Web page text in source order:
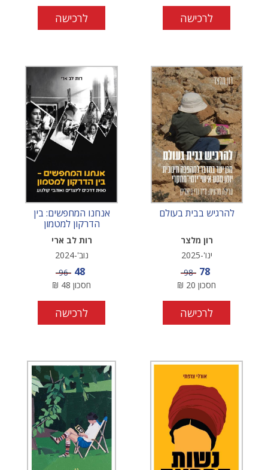
לרכישה לרכישה
להרגיש בבית בעולם
רון מלצר
ינו'-2025
מחיר מבצע
78 מחיר
98
חסכון 20
₪
לרכישה
אנחנו המחפשים: בין
הדרקון למטמון
רות לב ארי
נוב'-2024
מחיר מבצע
48 מחיר
96
חסכון 48
₪
לרכישה